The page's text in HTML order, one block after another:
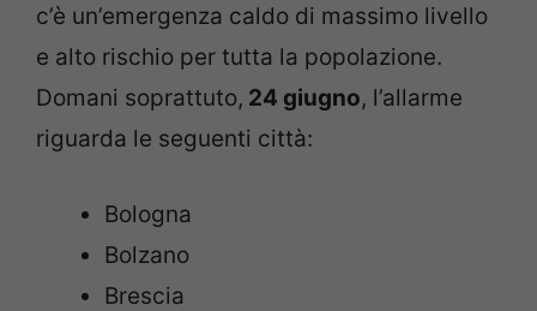
c’è un’emergenza caldo di massimo livello
e alto rischio per tutta la popolazione.
Domani soprattuto, 24 giugno, l’allarme
riguarda le seguenti città:
Bologna
Bolzano
Brescia